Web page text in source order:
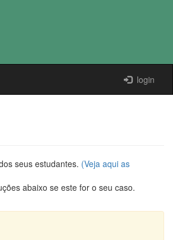
login
seus estudantes. (Veja aqui as
abaixo se este for o seu caso.